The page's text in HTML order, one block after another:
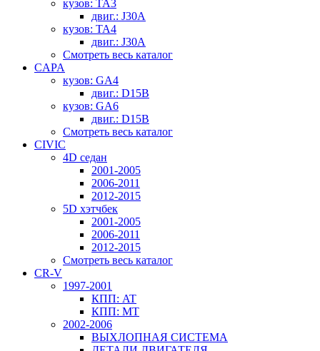
кузов: TA3
двиг.: J30A
кузов: TA4
двиг.: J30A
Смотреть весь каталог
CAPA
кузов: GA4
двиг.: D15B
кузов: GA6
двиг.: D15B
Смотреть весь каталог
CIVIC
4D седан
2001-2005
2006-2011
2012-2015
5D хэтчбек
2001-2005
2006-2011
2012-2015
Смотреть весь каталог
CR-V
1997-2001
КПП: AT
КПП: MT
2002-2006
ВЫХЛОПНАЯ СИСТЕМА